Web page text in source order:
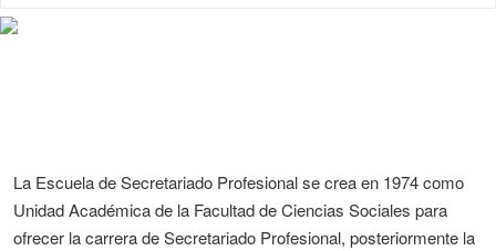
La Escuela de Secretariado Profesional se crea en 1974 como
Unidad Académica de la Facultad de Ciencias Sociales para
ofrecer la carrera de Secretariado Profesional, posteriormente la